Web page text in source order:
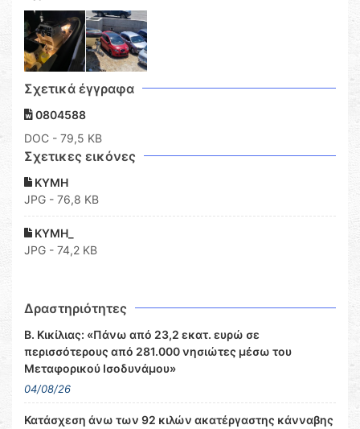
Σχετικά έγγραφα
0804588
DOC - 79,5 KB
Σχετικες εικόνες
ΚΥΜΗ
JPG - 76,8 KB
ΚΥΜΗ_
JPG - 74,2 KB
Δραστηριότητες
Β. Κικίλιας: «Πάνω από 23,2 εκατ. ευρώ σε
περισσότερους από 281.000 νησιώτες μέσω του
Μεταφορικού Ισοδυνάμου»
04/08/26
Κατάσχεση άνω των 92 κιλών ακατέργαστης κάνναβης